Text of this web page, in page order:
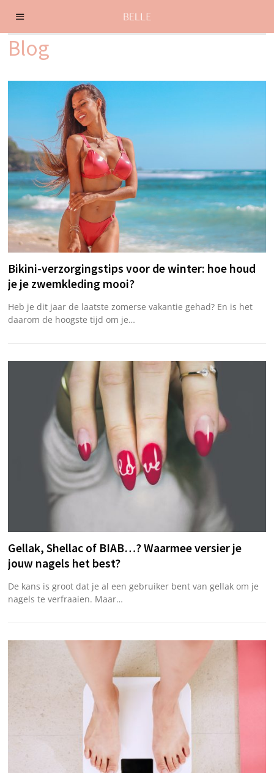
Blog
Bikini-verzorgingstips voor de winter: hoe houd
je je zwemkleding mooi?
Heb je dit jaar de laatste zomerse vakantie gehad? En is het
daarom de hoogste tijd om je…
Gellak, Shellac of BIAB…? Waarmee versier je
jouw nagels het best?
De kans is groot dat je al een gebruiker bent van gellak om je
nagels te verfraaien. Maar…